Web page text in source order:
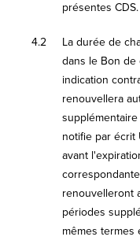
présentes CDS.
4.2
La durée de
dans le Bon de
indication
renouvellera
supplémentaire
notifie par écrit
avant
renouvelleront
périodes
mêmes termes